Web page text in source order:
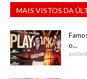
MAIS VISTOS DA
o...
posted